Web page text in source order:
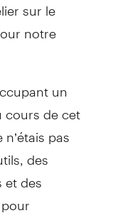
notre
un
cours de cet
pas
des
des